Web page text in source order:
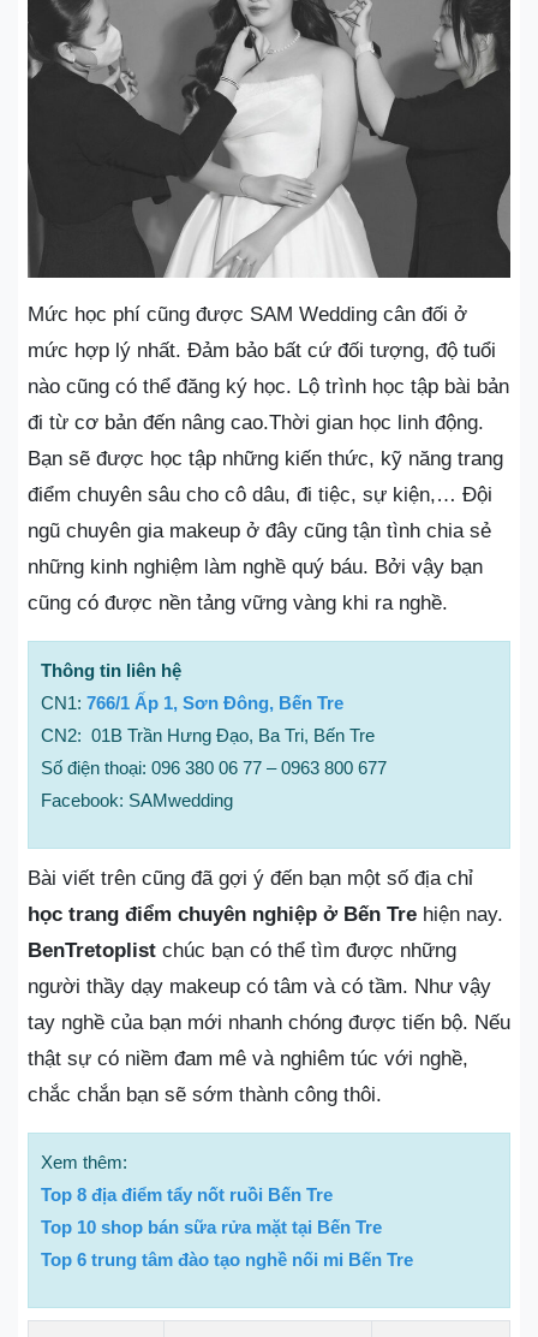
Mức học phí cũng được SAM Wedding cân đối ở
mức hợp lý nhất. Đảm bảo bất cứ đối tượng, độ tuổi
nào cũng có thể đăng ký học. Lộ trình học tập bài bản
đi từ cơ bản đến nâng cao.Thời gian học linh động.
Bạn sẽ được học tập những kiến thức, kỹ năng trang
điểm chuyên sâu cho cô dâu, đi tiệc, sự kiện,… Đội
ngũ chuyên gia makeup ở đây cũng tận tình chia sẻ
những kinh nghiệm làm nghề quý báu. Bởi vậy bạn
cũng có được nền tảng vững vàng khi ra nghề.
Thông tin liên hệ
CN1: 766/1 Ấp 1, Sơn Đông, Bến Tre
CN2: 01B Trần Hưng Đạo, Ba Tri, Bến Tre
Số điện thoại: 096 380 06 77 – 0963 800 677
Facebook: SAMwedding
Bài viết trên cũng đã gợi ý đến bạn một số địa chỉ
học trang điểm chuyên nghiệp ở Bến Tre hiện nay.
BenTretoplist chúc bạn có thể tìm được những
người thầy dạy makeup có tâm và có tầm. Như vậy
tay nghề của bạn mới nhanh chóng được tiến bộ. Nếu
thật sự có niềm đam mê và nghiêm túc với nghề,
chắc chắn bạn sẽ sớm thành công thôi.
Xem thêm:
Top 8 địa điểm tẩy nốt ruồi Bến Tre
Top 10 shop bán sữa rửa mặt tại Bến Tre
Top 6 trung tâm đào tạo nghề nối mi Bến Tre